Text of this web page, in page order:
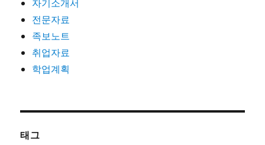
자기소개서
전문자료
족보노트
취업자료
학업계획
태그